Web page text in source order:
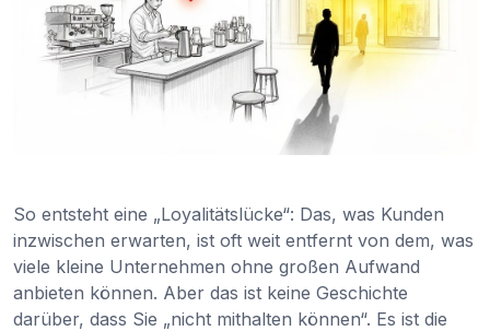
So entsteht eine „Loyalitätslücke“: Das, was Kunden
inzwischen erwarten, ist oft weit entfernt von dem, was
viele kleine Unternehmen ohne großen Aufwand
anbieten können. Aber das ist keine Geschichte
darüber, dass Sie „nicht mithalten können“. Es ist die